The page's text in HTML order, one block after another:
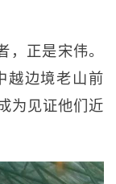
，正是宋伟。
越边境老山前
为见证他们近